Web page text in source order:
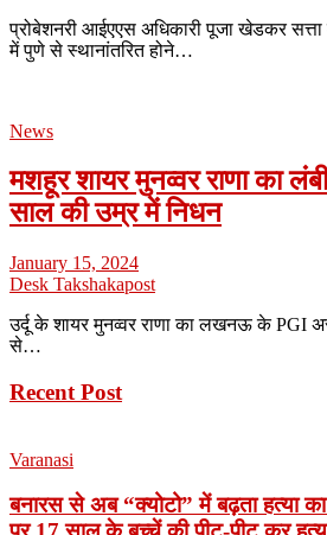
प्रोबेशनरी आईएएस अधिकारी पूजा खेडकर
में पुणे से स्थानांतरित होने…
News
मशहूर शायर मुनव्वर राणा का
साल की उम्र में निधन
January 15, 2024
Desk Takshakapost
उर्दू के शायर मुनव्वर राणा का लखनऊ के PGI
से…
Recent Post
Varanasi
बनारस से अब “क्योटो” में बढ़ता हत्या